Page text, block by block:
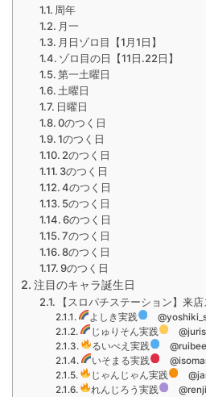
周年
月一
月日ゾロ目【1月1日】
ゾロ目の日【11日.22日】
第一土曜日
土曜日
日曜日
0のつく日
1のつく日
2のつく日
3のつく日
4のつく日
5のつく日
6のつく日
7のつく日
8のつく日
9のつく日
注目のキャラ誕生日
【スロパチステーション】来
よしき実践
じゅりそん実践
るいべえ実践
いそまる実践
じゃんじゃん実践
れんじろう実践